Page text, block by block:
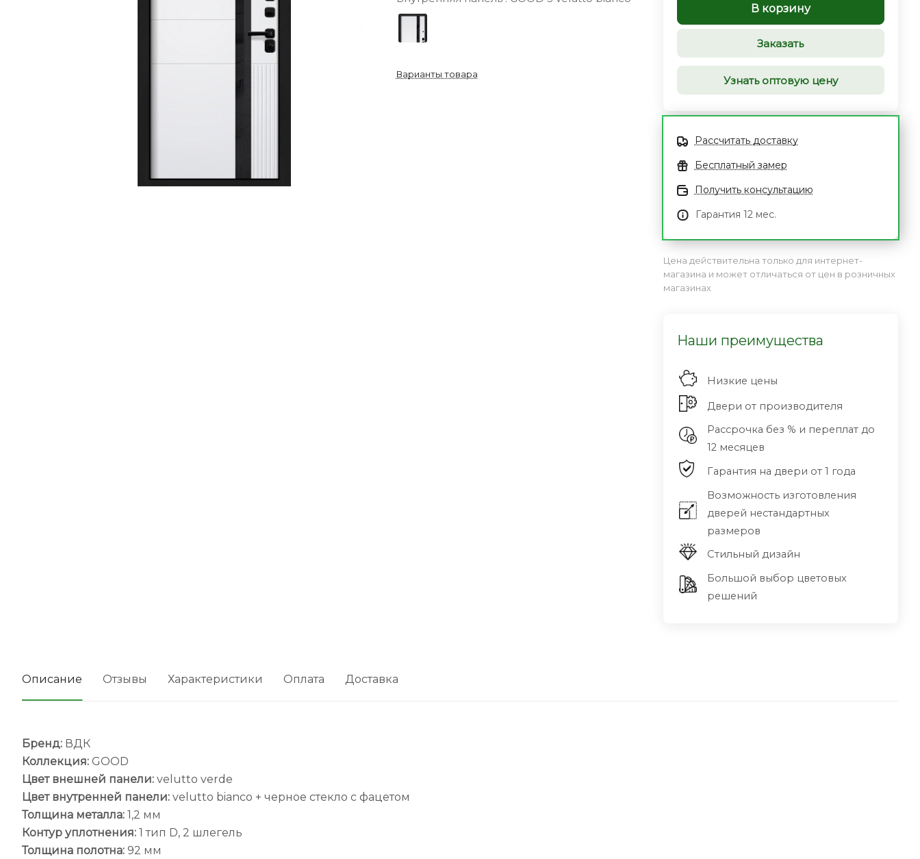
Варианты товара
В корзину
Заказать
Узнать оптовую цену
Рассчитать доставку
Бесплатный замер
Получить консультацию
Гарантия 12 мес.
Цена действительна только для интернет-
магазина и может отличаться от цен в розничных
магазинах
Наши преимущества
Низкие цены
Двери от производителя
Рассрочка без % и переплат до
12 месяцев
Гарантия на двери от 1 года
Возможность изготовления
дверей нестандартных
размеров
Стильный дизайн
Большой выбор цветовых
решений
Описание Отзывы Характеристики Оплата Доставка
Бренд: ВДК
Коллекция: GOOD
Цвет внешней панели: velutto verde
Цвет внутренней панели: velutto bianco + черное стекло с фацетом
Толщина металла: 1,2 мм
Контур уплотнения: 1 тип D, 2 шлегель
Толщина полотна: 92 мм